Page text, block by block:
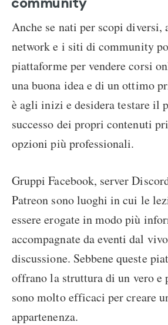
Anche se nati per scopi diversi,
network e i siti di community
piattaforme per vendere corsi
una buona idea e di un ottimo
è agli inizi e desidera testare il
successo dei propri contenuti
opzioni più professionali.
Gruppi Facebook, server
Patreon sono luoghi in cui le
essere erogate in modo più
accompagnate da eventi dal
discussione. Sebbene queste
offrano la struttura di un vero e
sono molto efficaci per creare
appartenenza.